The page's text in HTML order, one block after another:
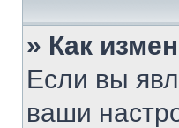
» Как
Если вы
ваши